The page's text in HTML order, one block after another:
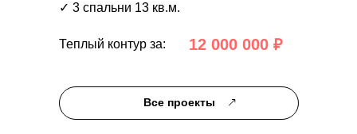
Теплый контур за:
✓ 3 спальни 13 кв.м.
12 000 000 ₽
Все проекты